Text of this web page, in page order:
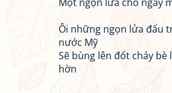
Ôi những ngọn lửa đấu
nước Mỹ
Sẽ bùng lên đốt cháy
hờn